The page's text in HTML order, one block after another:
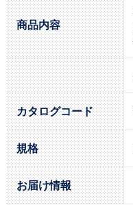
商品内容
カタログコード
規格
お届け情報